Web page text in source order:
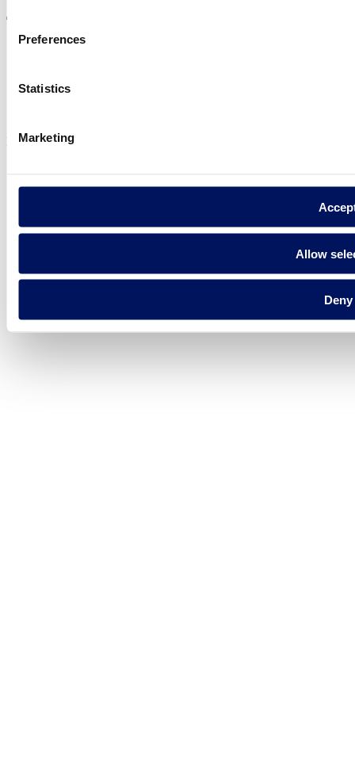
Preferences
Statistics
Marketing
Allow
Deny
Política de privadesa
Fluidra S.A. 2025